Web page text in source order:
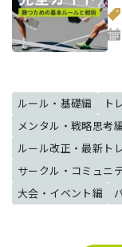
ルール・基礎編
ト
メンタル・戦略思考
ルール改正・最新ト
サークル・コミュニ
大会・イベント編